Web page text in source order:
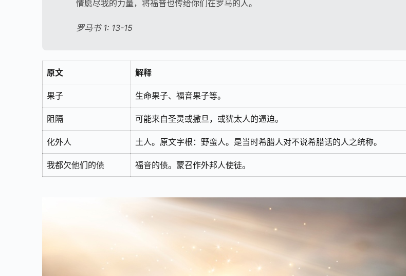
情愿尽我的力量，将福音也传给你们在罗马的人。
罗马书 1: 13-15
原文 解释
果子 生命果子、福音果子等。
阻隔 可能来自圣灵或撒旦，或犹太人的逼迫。
化外人 土人。原文字根：野蛮人。是当时希腊人对不说希腊话的人之统称。
我都欠他们的债 福音的债。蒙召作外邦人使徒。